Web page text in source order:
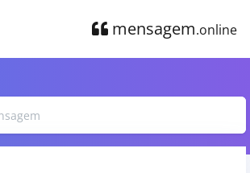
mensagem.online